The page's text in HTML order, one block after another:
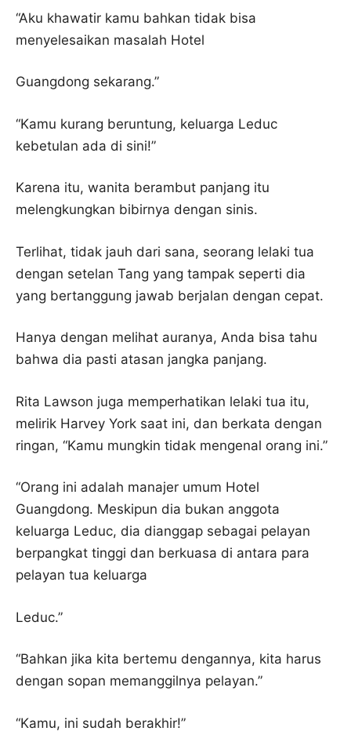
“Aku khawatir kamu bahkan tidak bisa
menyelesaikan masalah Hotel
Guangdong sekarang.”
“Kamu kurang beruntung, keluarga Leduc
kebetulan ada di sini!”
Karena itu, wanita berambut panjang itu
melengkungkan bibirnya dengan sinis.
Terlihat, tidak jauh dari sana, seorang lelaki tua
dengan setelan Tang yang tampak seperti dia
yang bertanggung jawab berjalan dengan cepat.
Hanya dengan melihat auranya, Anda bisa tahu
bahwa dia pasti atasan jangka panjang.
Rita Lawson juga memperhatikan lelaki tua itu,
melirik Harvey York saat ini, dan berkata dengan
ringan, “Kamu mungkin tidak mengenal orang ini.”
“Orang ini adalah manajer umum Hotel
Guangdong. Meskipun dia bukan anggota
keluarga Leduc, dia dianggap sebagai pelayan
berpangkat tinggi dan berkuasa di antara para
pelayan tua keluarga
Leduc.”
“Bahkan jika kita bertemu dengannya, kita harus
dengan sopan memanggilnya pelayan.”
“Kamu, ini sudah berakhir!”